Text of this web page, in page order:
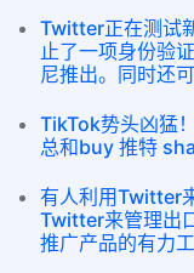
Twitter正在测试
止了一项身份验
尼推出。同时还
TikTok势头凶猛
总和buy 推特
有人利用Twitter
Twitter来管理出
推广产品的有力